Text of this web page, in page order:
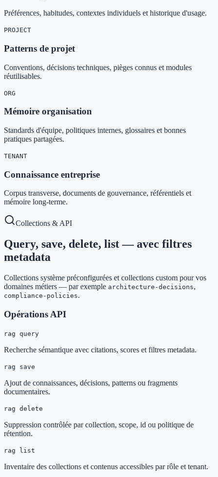
Préférences, habitudes, contextes individuels et historique d'usage.
PROJECT
Patterns de projet
Conventions, décisions techniques, pièges connus et modules
réutilisables.
ORG
Mémoire organisation
Standards d'équipe, politiques internes, glossaires et bonnes
pratiques partagées.
TENANT
Connaissance entreprise
Corpus transverse, documents de gouvernance, référentiels et
mémoire long-terme.
Collections & API
Query, save, delete, list — avec filtres
metadata
Collections système préconfigurées et collections custom pour vos
domaines métiers — par exemple architecture-decisions,
compliance-policies.
Opérations API
rag query
Recherche sémantique avec citations, scores et filtres metadata.
rag save
Ajout de connaissances, décisions, patterns ou fragments
documentaires.
rag delete
Suppression contrôlée par collection, scope, id ou politique de
rétention.
rag list
Inventaire des collections et contenus accessibles par rôle et tenant.